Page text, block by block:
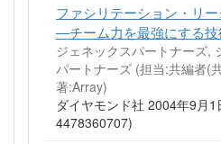
ファシリテーション・リ
―チーム力を最強にする
ジェネックスパートナーズ,
パートナーズ (担当:共編者(
著:Array)
ダイヤモンド社 2004年9月1
4478360707)